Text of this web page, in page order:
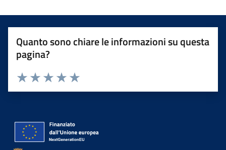
Quanto sono chiare le informazioni su questa
pagina?
Valuta 5 stelle su 5
Valuta 4 stelle su 5
Valuta 3 stelle su 5
Valuta 2 stelle su 5
Valuta 1 stelle su 5